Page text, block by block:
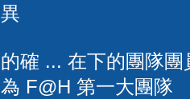
異
的確 ... 在下的團隊
為 F@H 第一大團隊